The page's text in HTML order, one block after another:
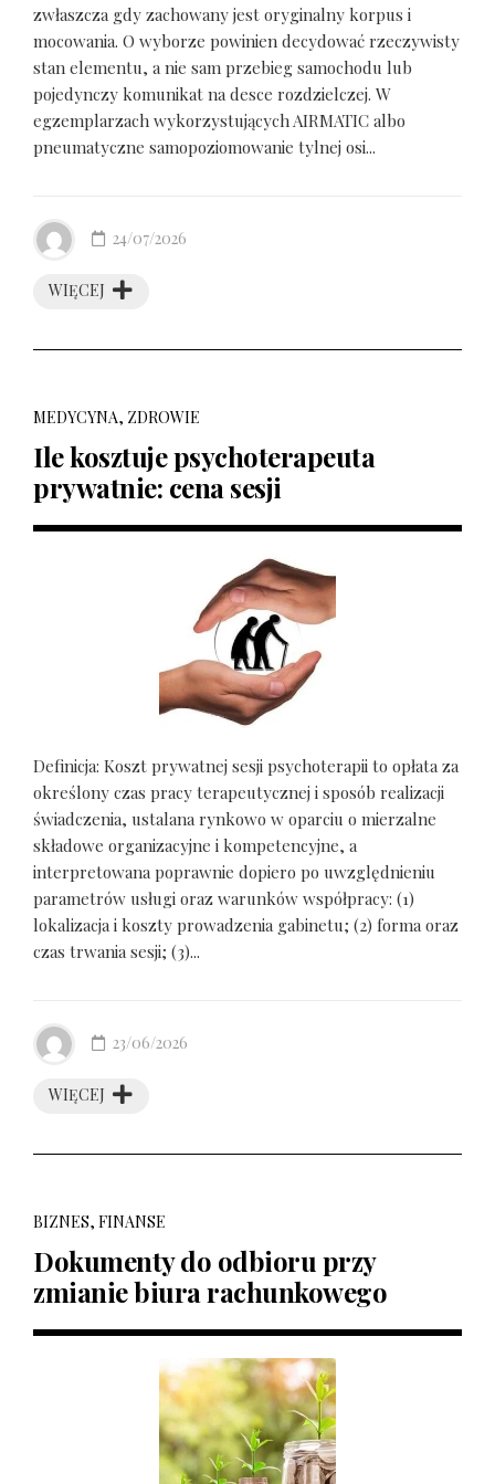
zwłaszcza gdy zachowany jest oryginalny korpus i
mocowania. O wyborze powinien decydować rzeczywisty
stan elementu, a nie sam przebieg samochodu lub
pojedynczy komunikat na desce rozdzielczej. W
egzemplarzach wykorzystujących AIRMATIC albo
pneumatyczne samopoziomowanie tylnej osi...
WIĘCEJ
24/07/2026
MEDYCYNA, ZDROWIE
Ile kosztuje psychoterapeuta
prywatnie: cena sesji
Definicja: Koszt prywatnej sesji psychoterapii to opłata za
określony czas pracy terapeutycznej i sposób realizacji
świadczenia, ustalana rynkowo w oparciu o mierzalne
składowe organizacyjne i kompetencyjne, a
interpretowana poprawnie dopiero po uwzględnieniu
parametrów usługi oraz warunków współpracy: (1)
lokalizacja i koszty prowadzenia gabinetu; (2) forma oraz
czas trwania sesji; (3)...
WIĘCEJ
23/06/2026
BIZNES, FINANSE
Dokumenty do odbioru przy
zmianie biura rachunkowego